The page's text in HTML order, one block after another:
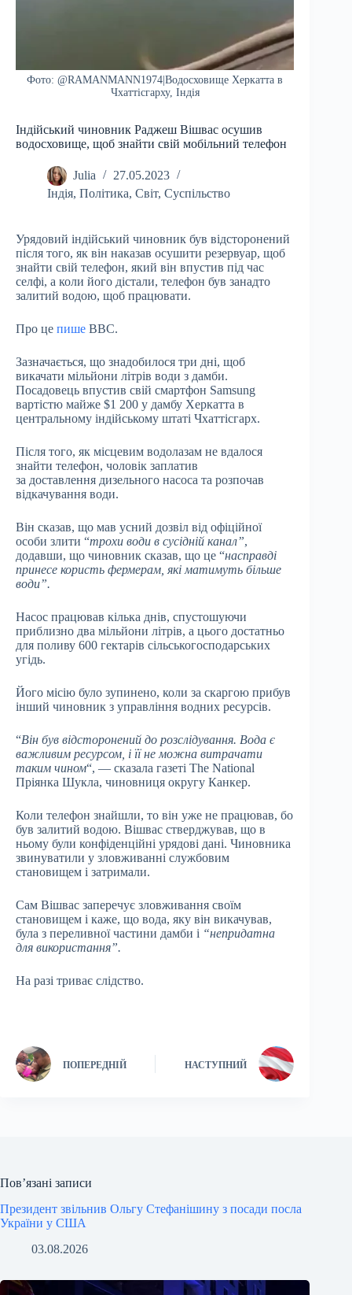
Фото: @RAMANMANN1974|Водосховище Херкатта в
Чхаттісгарху, Індія
Індійський чиновник Раджеш Вішвас осушив
водосховище, щоб знайти свій мобільний телефон
Julia
27.05.2023
Індія, Політика, Світ, Суспільство
Урядовий індійський чиновник був відсторонений
після того, як він наказав осушити резервуар, щоб
знайти свій телефон, який він впустив під час
селфі, а коли його дістали, телефон був занадто
залитий водою, щоб працювати.
Про це пише ВВС.
Зазначається, що знадобилося три дні, щоб
викачати мільйони літрів води з дамби.
Посадовець впустив свій смартфон Samsung
вартістю майже $1 200 у дамбу Херкатта в
центральному індійському штаті Чхаттісгарх.
Після того, як місцевим водолазам не вдалося
знайти телефон, чоловік заплатив
за доставлення дизельного насоса та розпочав
відкачування води.
Він сказав, що мав усний дозвіл від офіційної
особи злити “трохи води в сусідній канал”,
додавши, що чиновник сказав, що це “насправді
принесе користь фермерам, які матимуть більше
води”.
Насос працював кілька днів, спустошуючи
приблизно два мільйони літрів, а цього достатньо
для поливу 600 гектарів сільськогосподарських
угідь.
Його місію було зупинено, коли за скаргою прибув
інший чиновник з управління водних ресурсів.
“Він був відсторонений до розслідування. Вода є
важливим ресурсом, і її не можна витрачати
таким чином“, — сказала газеті The National
Пріянка Шукла, чиновниця округу Канкер.
Коли телефон знайшли, то він уже не працював, бо
був залитий водою. Вішвас стверджував, що в
ньому були конфіденційні урядові дані. Чиновника
звинуватили у зловживанні службовим
становищем і затримали.
Сам Вішвас заперечує зловживання своїм
становищем і каже, що вода, яку він викачував,
була з переливної частини дамби і “непридатна
для використання”.
На разі триває слідство.
ПОПЕРЕДНІЙ НАСТУПНИЙ
Пов’язані записи
Президент звільнив Ольгу Стефанішину з посади посла
України у США
03.08.2026